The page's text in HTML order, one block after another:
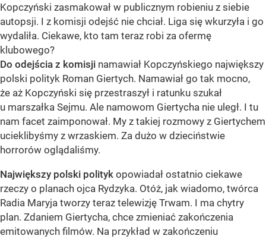
Kopczyński zasmakował w publicznym robieniu z siebie
autopsji. I z komisji odejść nie chciał. Liga się wkurzyła i go
wydaliła. Ciekawe, kto tam teraz robi za ofermę
klubowego?
Do odejścia z komisji namawiał Kopczyńskiego największy
polski polityk Roman Giertych. Namawiał go tak mocno,
że aż Kopczyński się przestraszył i ratunku szukał
u marszałka Sejmu. Ale namowom Giertycha nie uległ. I tu
nam facet zaimponował. My z takiej rozmowy z Giertychem
ucieklibyśmy z wrzaskiem. Za dużo w dzieciństwie
horrorów oglądaliśmy.
Największy polski polityk opowiadał ostatnio ciekawe
rzeczy o planach ojca Rydzyka. Otóż, jak wiadomo, twórca
Radia Maryja tworzy teraz telewizję Trwam. I ma chytry
plan. Zdaniem Giertycha, chce zmieniać zakończenia
emitowanych filmów. Na przykład w zakończeniu